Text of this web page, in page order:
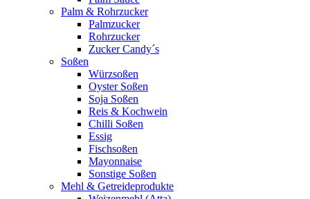
Palm & Rohrzucker
Palmzucker
Rohrzucker
Zucker Candy´s
Soßen
Würzsoßen
Oyster Soßen
Soja Soßen
Reis & Kochwein
Chilli Soßen
Essig
Fischsoßen
Mayonnaise
Sonstige Soßen
Mehl & Getreideprodukte